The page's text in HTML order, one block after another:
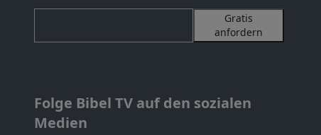
Gratis
anfordern
Folge Bibel TV auf den sozialen
Medien